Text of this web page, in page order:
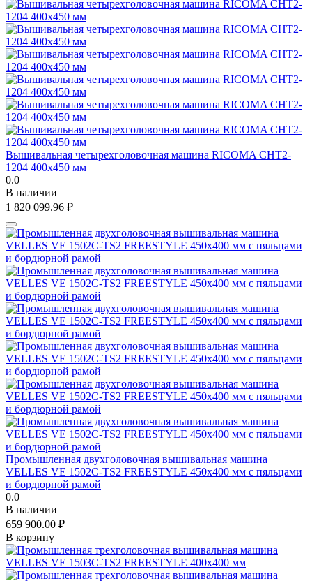
Вышивальная четырехголовочная машина RICOMA CHT2-
1204 400х450 мм
0.0
В наличии
1 820 099.96 ₽
Промышленная двухголовочная вышивальная машина
VELLES VE 1502C-TS2 FREESTYLE 450x400 мм с пяльцами
и бордюрной рамой
0.0
В наличии
659 900.00 ₽
В корзину